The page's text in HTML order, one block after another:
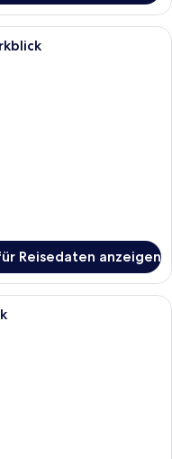
mit zwei Betten,
Reisedaten anzeigen
mit großem